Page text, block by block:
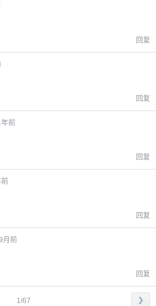
回复
回复
年前
回复
前
回复
月前
回复
1/67 ❯